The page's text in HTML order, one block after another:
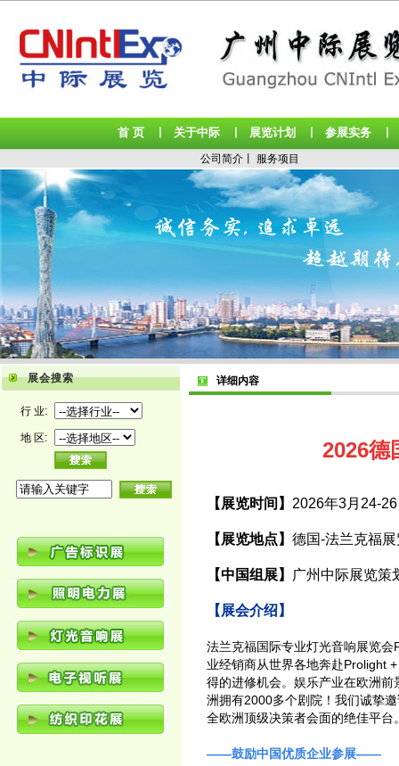
首 页 关于中际丨 展览计划 参展实务
公司简介 服务项目
展会搜索
行 业:
地 区:
详细内容
2026德
【展览时间】 2026年3月24-
【展览地点】 德国-法兰克福
【中国组展】 广州中际展览策
【展会介绍】
法兰克福国际专业灯光音响展览
业经销商从世界各地奔赴Prolight
得的进修机会。娱乐产业在欧洲
洲拥有2000多个剧院！我们诚挚
全欧洲顶级决策者会面的绝佳平台
——鼓励中国优质企业参展——